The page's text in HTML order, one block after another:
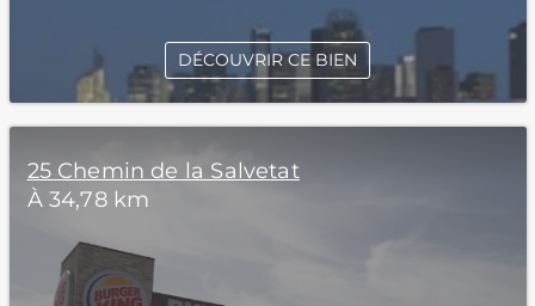
DÉCOUVRIR CE BIEN
25 Chemin de la Salvetat
À 34,78 km